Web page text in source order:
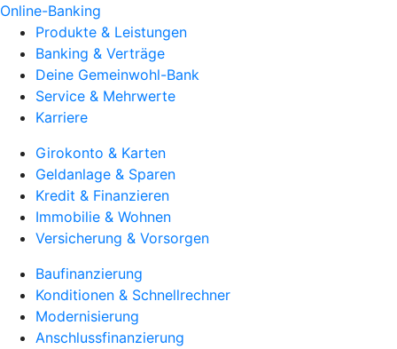
Online-Banking
Produkte & Leistungen
Banking & Verträge
Deine Gemeinwohl-Bank
Service & Mehrwerte
Karriere
Girokonto & Karten
Geldanlage & Sparen
Kredit & Finanzieren
Immobilie & Wohnen
Versicherung & Vorsorgen
Baufinanzierung
Konditionen & Schnellrechner
Modernisierung
Anschlussfinanzierung